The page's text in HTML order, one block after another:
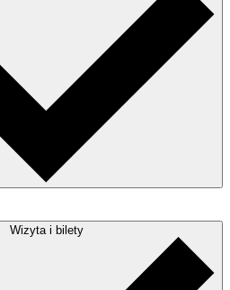
Wizyta i bilety